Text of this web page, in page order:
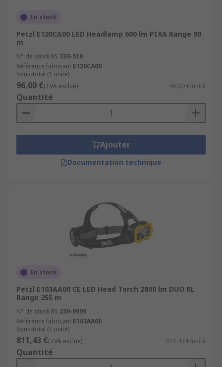
En stock
Petzl E120CA00 LED Headlamp 600 lm PIXA Range 90
m
N° de stock RS 333-516
Référence fabricant E120CA00
Sous-total (1 unité)
96,00 €(TVA exclue) 96,00 €/unité
Quantité
Ajouter
Documentation technique
En stock
Petzl E103AA00 CE LED Head Torch 2800 lm DUO RL
Range 255 m
N° de stock RS 239-9999
Référence fabricant E103AA00
Sous-total (1 unité)
811,43 €(TVA exclue) 811,43 €/unité
Quantité